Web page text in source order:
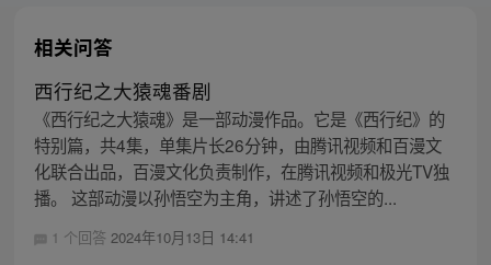
相关问答
西行纪之大猿魂番剧
《西行纪之大猿魂》是一部动漫作品。它是《西行纪》的
特别篇，共4集，单集片长26分钟，由腾讯视频和百漫文
化联合出品，百漫文化负责制作，在腾讯视频和极光TV独
播。 这部动漫以孙悟空为主角，讲述了孙悟空的...
1 个回答 2024年10月13日 14:41